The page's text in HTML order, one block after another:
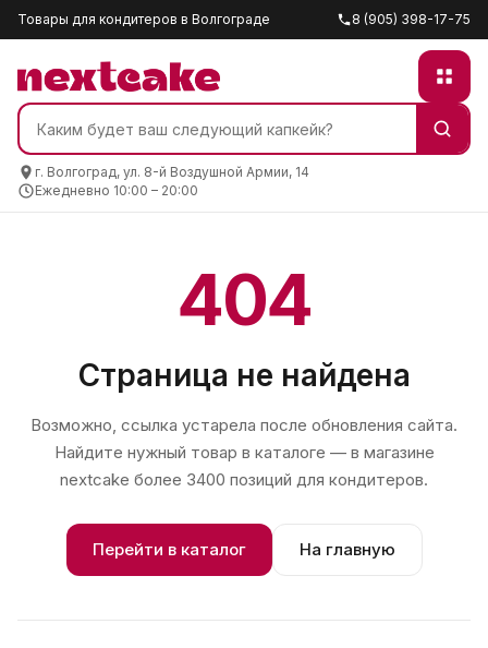
Товары для кондитеров в Волгограде 8 (905) 398-17-75
г. Волгоград, ул. 8-й Воздушной Армии, 14
Ежедневно 10:00 – 20:00
404
Страница не найдена
Возможно, ссылка устарела после обновления сайта.
Найдите нужный товар в каталоге — в магазине
nextcake более 3400 позиций для кондитеров.
Перейти в каталог На главную